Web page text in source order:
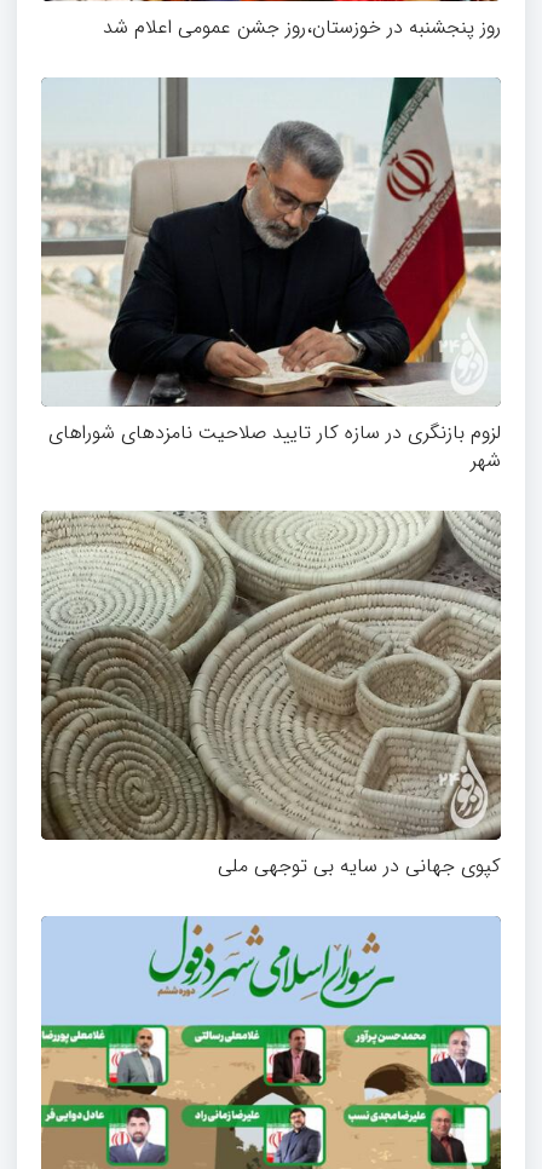
روز پنجشنبه در خوزستان،روز جشن عمومی اعلام شد
لزوم بازنگری در سازه کار تایید صلاحیت نامزدهای شوراهای
شهر
کپوی جهانی در سایه بی توجهی ملی